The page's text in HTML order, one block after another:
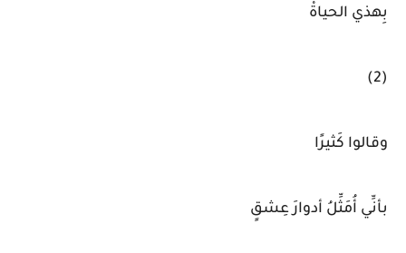
بِهذي الحياةْ
(2)
وقالوا كَثيرًا
بأنِّي أُمَثِّلُ أدوارَ عِشقٍ